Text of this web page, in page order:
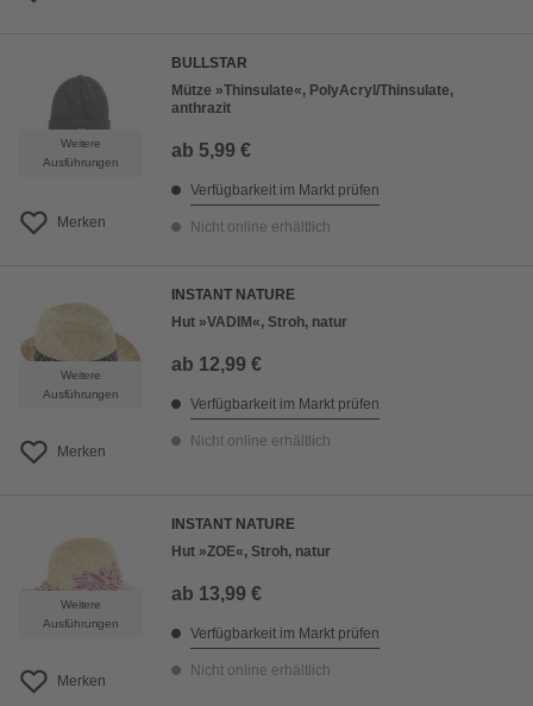
Weitere
Ausführungen
Merken
BULLSTAR
Mütze »Thinsulate«, PolyAcryl/Thinsulate,
anthrazit
ab 5,99 €
Verfügbarkeit im Markt prüfen
Nicht online erhältlich
Weitere
Ausführungen
Merken
INSTANT NATURE
Hut »VADIM«, Stroh, natur
ab 12,99 €
Verfügbarkeit im Markt prüfen
Nicht online erhältlich
Weitere
Ausführungen
Merken
INSTANT NATURE
Hut »ZOE«, Stroh, natur
ab 13,99 €
Verfügbarkeit im Markt prüfen
Nicht online erhältlich